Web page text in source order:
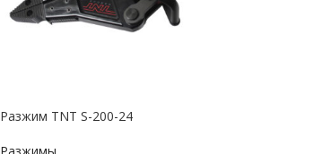
Разжим TNT S-200-24